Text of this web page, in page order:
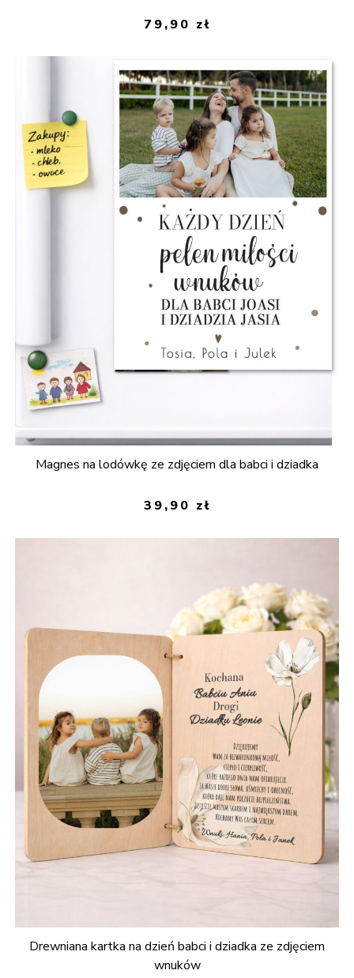
79,90 zł
Magnes na lodówkę ze zdjęciem dla babci i dziadka
39,90 zł
Drewniana kartka na dzień babci i dziadka ze zdjęciem
wnuków